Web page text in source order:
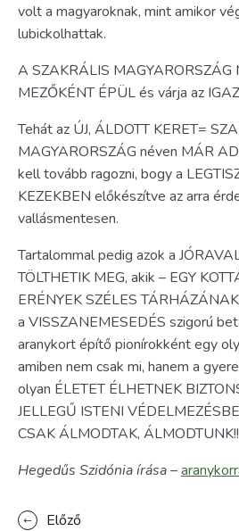
volt a magyaroknak, mint amikor
lubickolhattak.
A SZAKRÁLIS MAGYARORSZÁG
MEZŐKÉNT ÉPÜL és várja az
Tehát az ÚJ, ÁLDOTT KERET=
MAGYARORSZÁG néven MÁR
kell tovább ragozni, bogy a
KEZEKBEN előkészítve az arra
vallásmentesen.
Tartalommal pedig azok a
TÖLTHETIK MEG, akik – EGY
ERÉNYEK SZÉLES
a VISSZANEMESEDÉS szigorú
aranykort építő pionírokként egy
amiben nem csak mi, hanem a
olyan ÉLETET ÉLHETNEK
JELLEGŰ ISTENI
CSAK ÁLMODTAK, ÁLMODTUNK!!
Hegedűs Szidónia írása–
Előző